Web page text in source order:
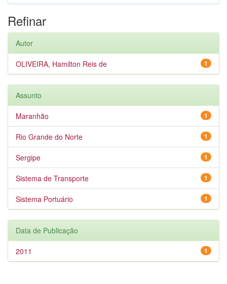
Refinar
Autor
1
OLIVEIRA, Hamilton Reis de
Assunto
1
Maranhão
1
Rio Grande do Norte
1
Sergipe
1
Sistema de Transporte
1
Sistema Portuário
Data de Publicação
1
2011